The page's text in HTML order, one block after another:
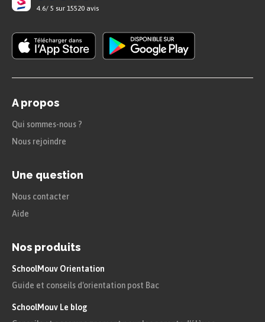
résolutions ne durent pas, et Ellénore finit par
avouer éprouver les mêmes sentiments.
Chapitre 4
exclusive, passionnelle et fusionnelle qui les
éloigne du monde et de leur vie sociale. Adolphe
éprouve de plus en plus de culpabilité à l’idée de
blesser. Persuadé que leur liaison ne pourra pas
durer en raison des circonstances de leurs vies
respectives, Adolphe ne songe qu’à profiter de ce
enchantée. Ellénore, quant à elle, a l’intuition
d’un dénouement tragique.
« Je ne sais quel pressentiment me dit, Adolphe,
que je mourrai dans vos bras. »
4.6/ 5 sur 15520 avis
A propos
Qui sommes-nous ?
Nous rejoindre
Une question
Nous contacter
Aide
Nos produits
SchoolMouv Orientation
Guide et conseils d'orientation post Bac
SchoolMouv Le blog